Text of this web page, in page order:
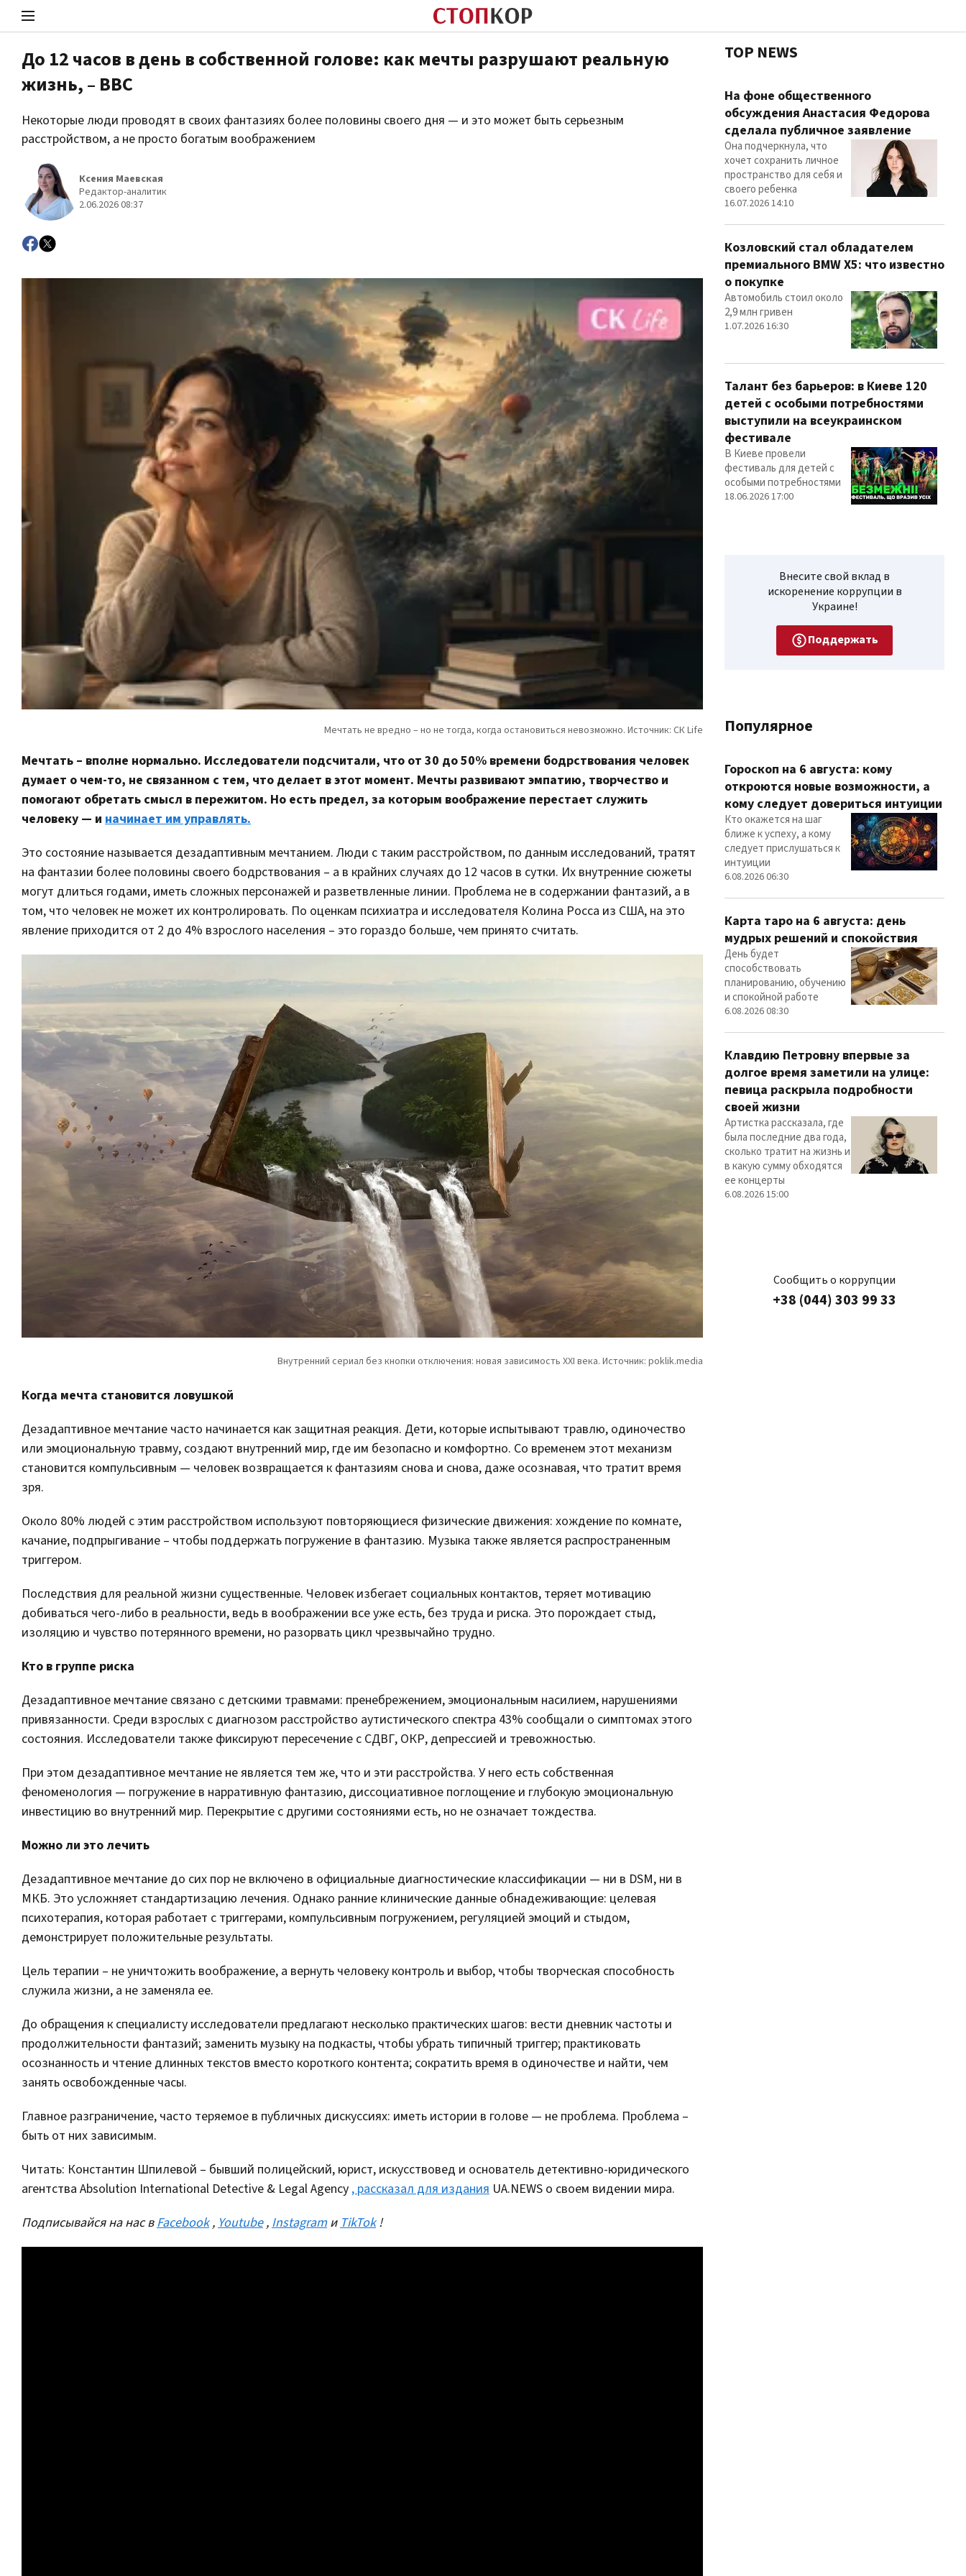
Стоп Политической Коррупции
До 12 часов в день в собственной голове: как мечты разрушают реальную
жизнь, – ВВС
Некоторые люди проводят в своих фантазиях более половины своего дня — и это может быть серьезным
расстройством, а не просто богатым воображением
Ксения Маевская
Редактор-аналитик
2.06.2026 08:37
Мечтать – вполне нормально. Исследователи подсчитали, что от 30 до 50% времени бодрствования человек
думает о чем-то, не связанном с тем, что делает в этот момент. Мечты развивают эмпатию, творчество и
помогают обретать смысл в пережитом. Но есть предел, за которым воображение перестает служить
человеку — и начинает им управлять.
Это состояние называется дезадаптивным мечтанием. Люди с таким расстройством, по данным исследований, тратят
на фантазии более половины своего бодрствования – а в крайних случаях до 12 часов в сутки. Их внутренние сюжеты
могут длиться годами, иметь сложных персонажей и разветвленные линии. Проблема не в содержании фантазий, а в
том, что человек не может их контролировать. По оценкам психиатра и исследователя Колина Росса из США, на это
явление приходится от 2 до 4% взрослого населения – это гораздо больше, чем принято считать.
Когда мечта становится ловушкой
Дезадаптивное мечтание часто начинается как защитная реакция. Дети, которые испытывают травлю, одиночество
или эмоциональную травму, создают внутренний мир, где им безопасно и комфортно. Со временем этот механизм
становится компульсивным — человек возвращается к фантазиям снова и снова, даже осознавая, что тратит время
зря.
Около 80% людей с этим расстройством используют повторяющиеся физические движения: хождение по комнате,
качание, подпрыгивание – чтобы поддержать погружение в фантазию. Музыка также является распространенным
триггером.
Последствия для реальной жизни существенные. Человек избегает социальных контактов, теряет мотивацию
добиваться чего-либо в реальности, ведь в воображении все уже есть, без труда и риска. Это порождает стыд,
изоляцию и чувство потерянного времени, но разорвать цикл чрезвычайно трудно.
Кто в группе риска
Дезадаптивное мечтание связано с детскими травмами: пренебрежением, эмоциональным насилием, нарушениями
привязанности. Среди взрослых с диагнозом расстройство аутистического спектра 43% сообщали о симптомах этого
состояния. Исследователи также фиксируют пересечение с СДВГ, ОКР, депрессией и тревожностью.
При этом дезадаптивное мечтание не является тем же, что и эти расстройства. У него есть собственная
феноменология — погружение в нарративную фантазию, диссоциативное поглощение и глубокую эмоциональную
инвестицию во внутренний мир. Перекрытие с другими состояниями есть, но не означает тождества.
Можно ли это лечить
Дезадаптивное мечтание до сих пор не включено в официальные диагностические классификации — ни в DSM, ни в
МКБ. Это усложняет стандартизацию лечения. Однако ранние клинические данные обнадеживающие: целевая
психотерапия, которая работает с триггерами, компульсивным погружением, регуляцией эмоций и стыдом,
демонстрирует положительные результаты.
Цель терапии – не уничтожить воображение, а вернуть человеку контроль и выбор, чтобы творческая способность
служила жизни, а не заменяла ее.
До обращения к специалисту исследователи предлагают несколько практических шагов: вести дневник частоты и
продолжительности фантазий; заменить музыку на подкасты, чтобы убрать типичный триггер; практиковать
осознанность и чтение длинных текстов вместо короткого контента; сократить время в одиночестве и найти, чем
занять освобожденные часы.
Главное разграничение, часто теряемое в публичных дискуссиях: иметь истории в голове — не проблема. Проблема –
быть от них зависимым.
Читать: Константин Шпилевой – бывший полицейский, юрист, искусствовед и основатель детективно-юридического
агентства Absolution International Detective & Legal Agency , рассказал для издания UA.NEWS о своем видении мира.
Подписывайся на нас вFacebook ,Youtube ,Instagram иTikTok !
TOP NEWS
На фоне общественного
обсуждения Анастасия Федорова
сделала публичное заявление
Она подчеркнула, что
хочет сохранить личное
пространство для себя и
своего ребенка
16.07.2026 14:10
Козловский стал обладателем
премиального BMW X5: что известно
о покупке
Автомобиль стоил около
2,9 млн гривен
1.07.2026 16:30
Талант без барьеров: в Киеве 120
детей с особыми потребностями
выступили на всеукраинском
фестивале
В Киеве провели
фестиваль для детей с
особыми потребностями
18.06.2026 17:00
Внесите свой вклад в
искоренение коррупции в
Украине!
Поддержать
Популярное
Гороскоп на 6 августа: кому
откроются новые возможности, а
кому следует довериться интуиции
Кто окажется на шаг
ближе к успеху, а кому
следует прислушаться к
интуиции
6.08.2026 06:30
Карта таро на 6 августа: день
мудрых решений и спокойствия
День будет
способствовать
планированию, обучению
и спокойной работе
6.08.2026 08:30
Клавдию Петровну впервые за
долгое время заметили на улице:
певица раскрыла подробности
своей жизни
Артистка рассказала, где
была последние два года,
сколько тратит на жизнь и
в какую сумму обходятся
ее концерты
6.08.2026 15:00
Сообщить о коррупции
+38 (044) 303 99 33